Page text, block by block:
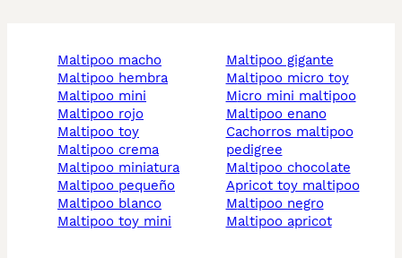
maltipoo macho
maltipoo hembra
maltipoo mini
maltipoo rojo
maltipoo toy
maltipoo crema
maltipoo miniatura
maltipoo pequeño
maltipoo blanco
maltipoo toy mini
maltipoo gigante
maltipoo micro toy
micro mini maltipoo
maltipoo enano
cachorros maltipoo
pedigree
maltipoo chocolate
apricot toy maltipoo
maltipoo negro
maltipoo apricot